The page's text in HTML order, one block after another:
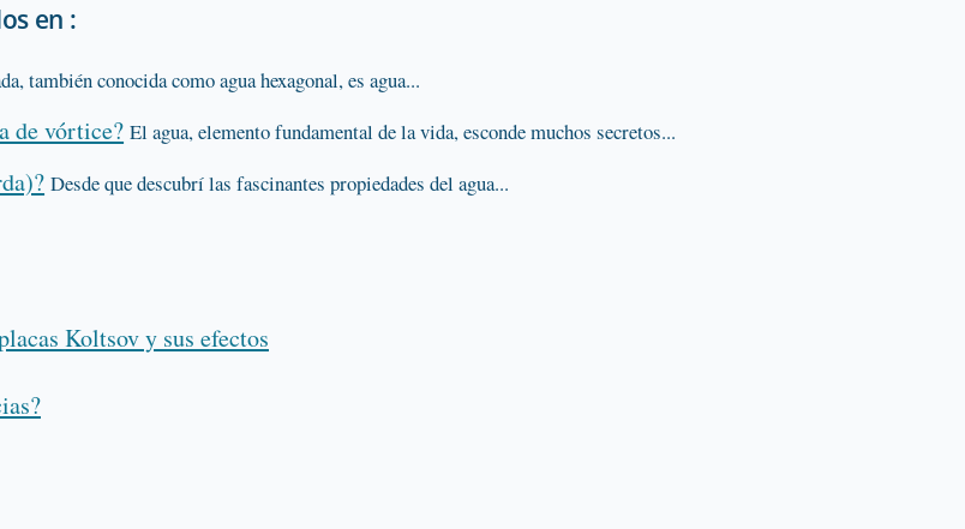
en :
también conocida como agua hexagonal, es agua...
de vórtice? El agua, elemento fundamental de la vida, esconde muchos secretos...
Desde que descubrí las fascinantes propiedades del agua...
Koltsov y sus efectos